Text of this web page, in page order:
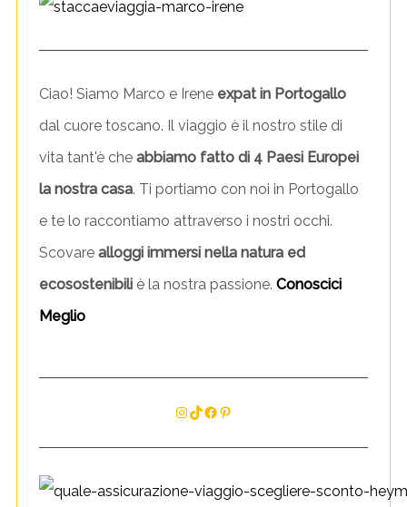
Ciao! Siamo Marco e Irene expat in Portogallo
dal cuore toscano. Il viaggio è il nostro stile di
vita tant'è che abbiamo fatto di 4 Paesi Europei
la nostra casa. Ti portiamo con noi in Portogallo
e te lo raccontiamo attraverso i nostri occhi.
Scovare alloggi immersi nella natura ed
ecosostenibiliè la nostra passione. Conoscici
Meglio
InstagramTikTok Facebook Pinterest